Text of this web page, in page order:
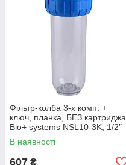
Фільтр-колба 3-х комп. +
ключ, планка, БЕЗ картриджа
Bio+ systems NSL10-3K, 1/2″
В наявності
607 ₴